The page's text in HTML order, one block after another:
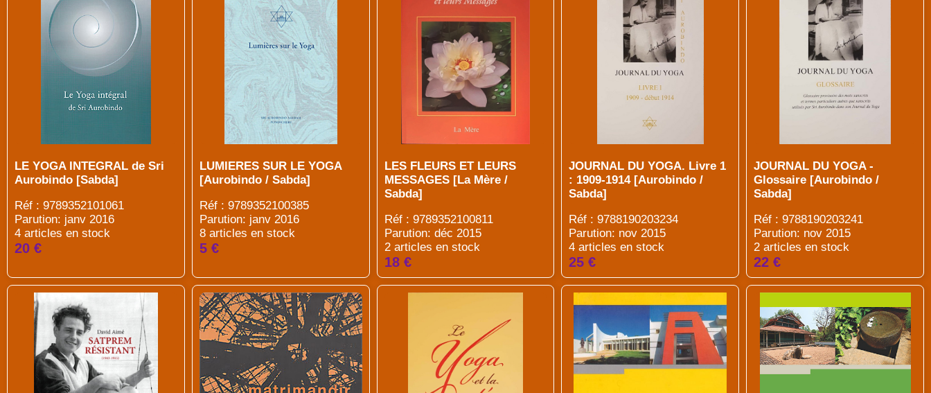
LE YOGA INTEGRAL de Sri
Aurobindo [Sabda]
Réf : 9789352101061
Parution: janv 2016
4 articles en stock
20 €
LUMIERES SUR LE YOGA
[Aurobindo / Sabda]
Réf : 9789352100385
Parution: janv 2016
8 articles en stock
5 €
LES FLEURS ET LEURS
MESSAGES [La Mère /
Sabda]
Réf : 9789352100811
Parution: déc 2015
2 articles en stock
18 €
JOURNAL DU YOGA. Livre 1
: 1909-1914 [Aurobindo /
Sabda]
Réf : 9788190203234
Parution: nov 2015
4 articles en stock
25 €
JOURNAL DU YOGA -
Glossaire [Aurobindo /
Sabda]
Réf : 9788190203241
Parution: nov 2015
2 articles en stock
22 €